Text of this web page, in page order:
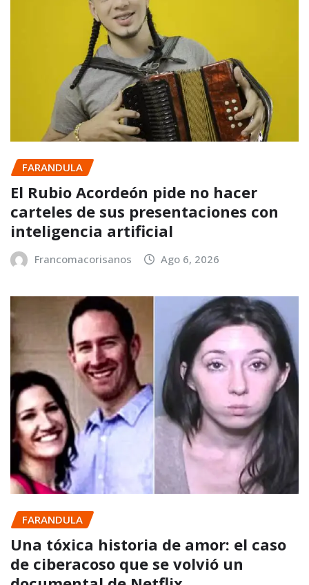
FARANDULA
El Rubio Acordeón pide no hacer
carteles de sus presentaciones con
inteligencia artificial
Francomacorisanos Ago 6, 2026
FARANDULA
Una tóxica historia de amor: el caso
de ciberacoso que se volvió un